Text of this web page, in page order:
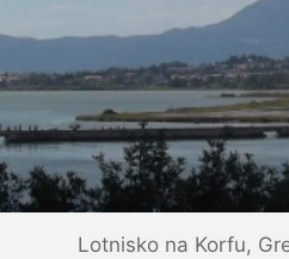
Lotnisko na Korfu,